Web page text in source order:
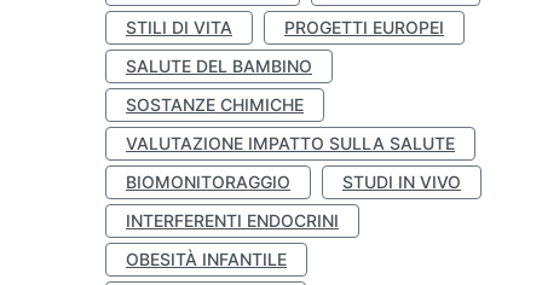
STILI DI VITA
PROGETTI EUROPEI
SALUTE DEL BAMBINO
SOSTANZE CHIMICHE
VALUTAZIONE IMPATTO SULLA SALUTE
BIOMONITORAGGIO
STUDI IN VIVO
INTERFERENTI ENDOCRINI
OBESITÀ INFANTILE